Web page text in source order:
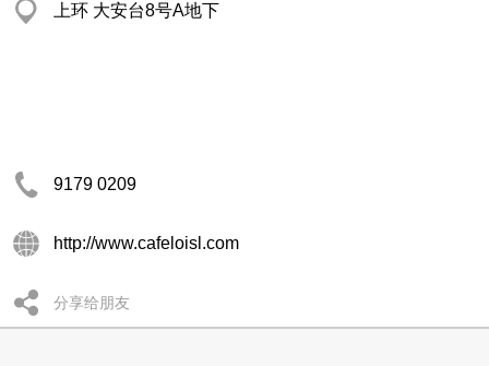
上环 大安台8号A地下
9179 0209
http://www.cafeloisl.com
分享给朋友